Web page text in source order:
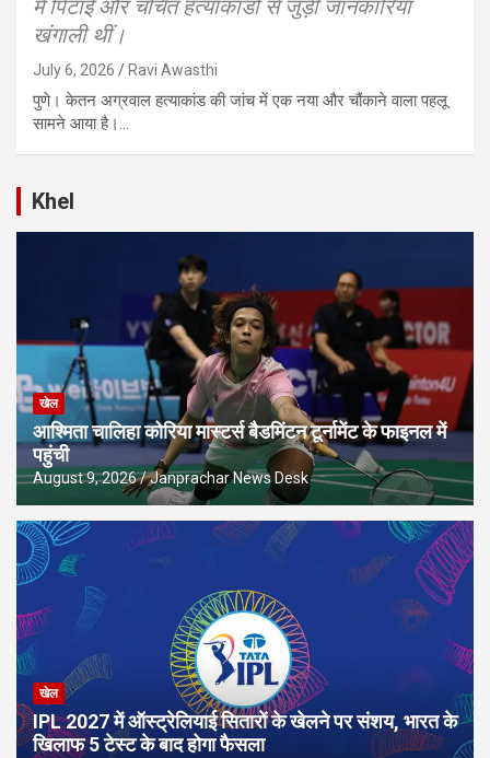
में पिटाई और चर्चित हत्याकांडों से जुड़ी जानकारियां
खंगाली थीं।
July 6, 2026 Ravi Awasthi
पुणे। केतन अग्रवाल हत्याकांड की जांच में एक नया और चौंकाने वाला पहलू
सामने आया है।…
Khel
खेल
आश्मिता चालिहा कोरिया मास्टर्स बैडमिंटन टूर्नामेंट के फाइनल में
पहुंची
August 9, 2026 Janprachar News Desk
खेल
IPL 2027 में ऑस्ट्रेलियाई सितारों के खेलने पर संशय, भारत के
खिलाफ 5 टेस्ट के बाद होगा फैसला